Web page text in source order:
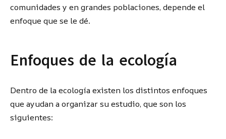
comunidades y en grandes poblaciones, depende el
enfoque que se le dé.
Enfoques de la ecología
Dentro de la ecología existen los distintos enfoques
que ayudan a organizar su estudio, que son los
siguientes: